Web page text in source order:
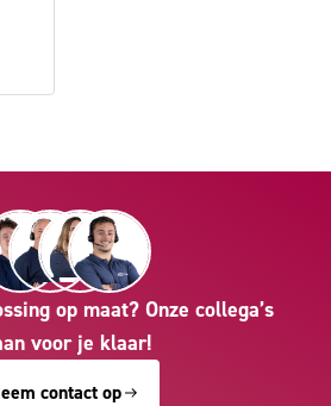
op maat? Onze collega’s
voor je klaar!
contact op